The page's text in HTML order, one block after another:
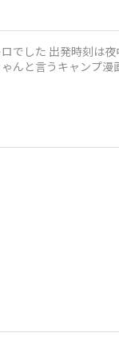
んと言うキャンプ漫